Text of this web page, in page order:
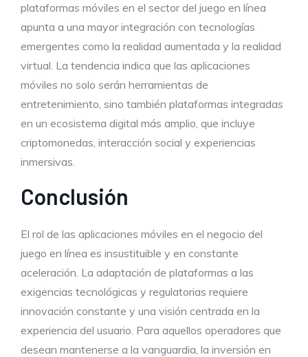
plataformas móviles en el sector del juego en línea
apunta a una mayor integración con tecnologías
emergentes como la realidad aumentada y la realidad
virtual. La tendencia indica que las aplicaciones
móviles no solo serán herramientas de
entretenimiento, sino también plataformas integradas
en un ecosistema digital más amplio, que incluye
criptomonedas, interacción social y experiencias
inmersivas.
Conclusión
El rol de las aplicaciones móviles en el negocio del
juego en línea es insustituible y en constante
aceleración. La adaptación de plataformas a las
exigencias tecnológicas y regulatorias requiere
innovación constante y una visión centrada en la
experiencia del usuario. Para aquellos operadores que
desean mantenerse a la vanguardia, la inversión en